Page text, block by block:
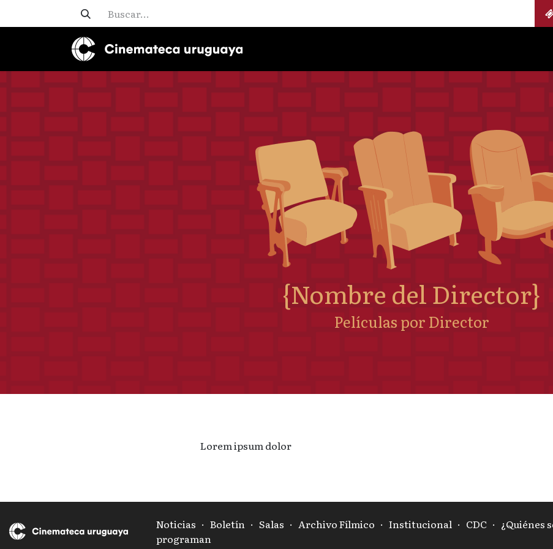
{Nombre del Director}
Películas por Director
Lorem ipsum dolor
Noticias · Boletín · Salas · Archivo Fílmico · Institucional · CDC · ¿Quiénes
programan